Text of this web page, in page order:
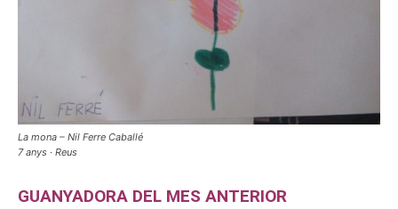
La mona – Nil Ferre Caballé
7 anys · Reus
GUANYADORA DEL MES ANTERIOR